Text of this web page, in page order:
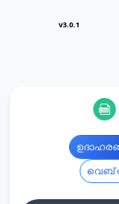
v3.0.1
വെബ്